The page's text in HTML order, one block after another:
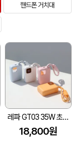
핸드폰 거치대
레파 GT03 35W 초고속충전 내장케이블 보조배터리 10000mAh
18,800원